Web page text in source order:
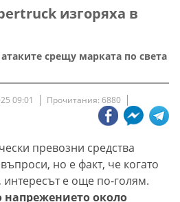
изгоряха в
срещу марката по света
09:01 Прочитания: 6880
превозни средства
но е факт, че когато
интересът е още по-голям.
напрежението около